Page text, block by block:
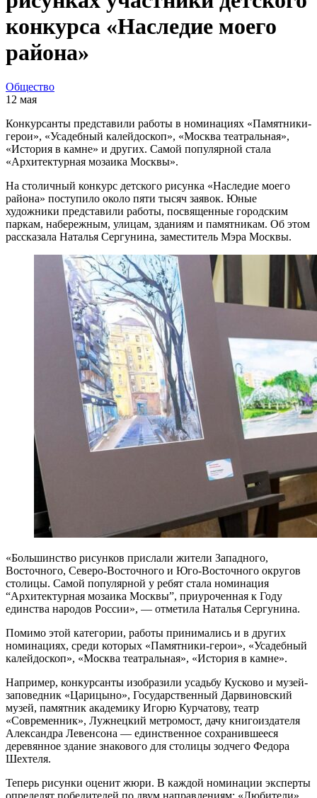
конкурса «Наследие моего
района»
Общество
12 мая
Конкурсанты представили работы в номинациях «Памятники-
герои», «Усадебный калейдоскоп», «Москва театральная»,
«История в камне» и других. Самой популярной стала
«Архитектурная мозаика Москвы».
На столичный конкурс детского рисунка «Наследие моего
района» поступило около пяти тысяч заявок. Юные
художники представили работы, посвященные городским
паркам, набережным, улицам, зданиям и памятникам. Об этом
рассказала Наталья Сергунина, заместитель Мэра Москвы.
«Большинство рисунков прислали жители Западного,
Восточного, Северо-Восточного и Юго-Восточного округов
столицы. Самой популярной у ребят стала номинация
“Архитектурная мозаика Москвы”, приуроченная к Году
единства народов России», — отметила Наталья Сергунина.
Помимо этой категории, работы принимались и в других
номинациях, среди которых «Памятники-герои», «Усадебный
калейдоскоп», «Москва театральная», «История в камне».
Например, конкурсанты изобразили усадьбу Кусково и музей-
заповедник «Царицыно», Государственный Дарвиновский
музей, памятник академику Игорю Курчатову, театр
«Современник», Лужнецкий метромост, дачу книгоиздателя
Александра Левенсона — единственное сохранившееся
деревянное здание знакового для столицы зодчего Федора
Шехтеля.
Теперь рисунки оценит жюри. В каждой номинации эксперты
определят победителей по двум направлениям: «Любители»